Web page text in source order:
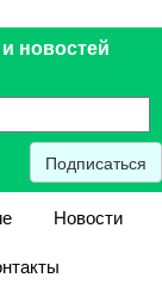
новостей
Подписаться
Новости